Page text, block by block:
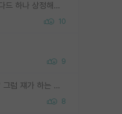
ML 대부분이 골드 스탠다드 하나 상정해놓고 (벤치마크 데이터셋이 여러 개면 여러 개 상정) 그거 얼마나 잘 맞추나 싸움임 가끔 번뜩이는 설계 철학을 보여주는 논문들도 있지만 대부분 그거 성적 얼마나 더 올리느라에 혈안이 되어 있는 측면이 잇음
10
9
open ai가 ai대장아님? 그럼 쟤가 하는 말이 다 맞겠네
8